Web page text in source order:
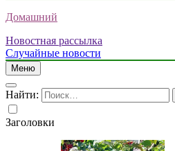
Домашний
Новостная рассылка
Случайные новости
Меню
Найти:
Заголовки